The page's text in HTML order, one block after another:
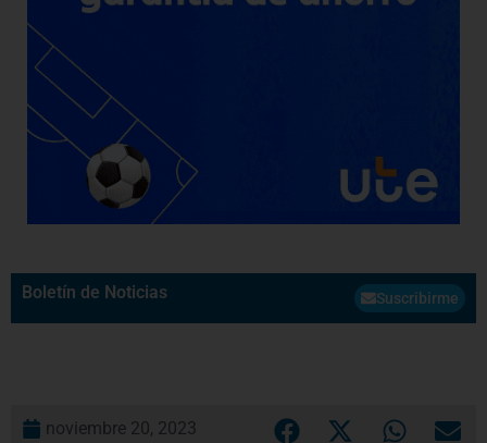
Boletín de Noticias Suscribirme
noviembre 20, 2023